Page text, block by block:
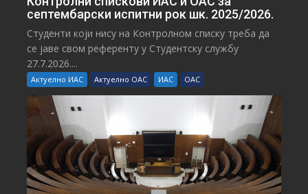
септембарски испитни рок шк. 2025/2026.
Студенти који нису на Контролном списку треба да
се јаве свом референту у Студентску службу
27.7.2026....
Актуелно ИАС Актуелно ОАС ИАС ОАС